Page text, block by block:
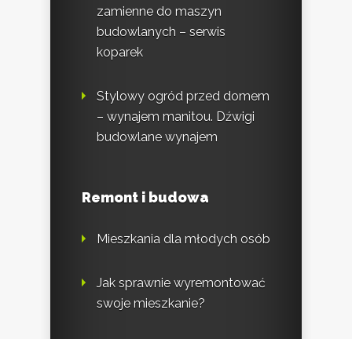
zamienne do maszyn
budowlanych – serwis
koparek
Stylowy ogród przed domem
– wynajem manitou. Dźwigi
budowlane wynajem
Remont i budowa
Mieszkania dla młodych osób
Jak sprawnie wyremontować
swoje mieszkanie?